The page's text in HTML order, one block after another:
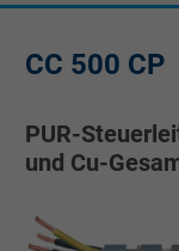
CC 500 CP
PUR-
und Cu-